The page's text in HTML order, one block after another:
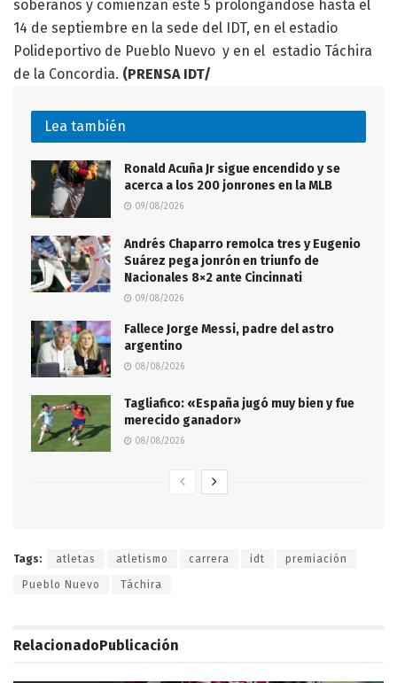
soberanos y comienzan este 5 prolongándose hasta el
14 de septiembre en la sede del IDT, en el estadio
Polideportivo de Pueblo Nuevo y en el estadio Táchira
de la Concordia. (PRENSA IDT/
Lea también
Ronald Acuña Jr sigue encendido y se
acerca a los 200 jonrones en la MLB
09/08/2026
Andrés Chaparro remolca tres y Eugenio
Suárez pega jonrón en triunfo de
Nacionales 8×2 ante Cincinnati
09/08/2026
Fallece Jorge Messi, padre del astro
argentino
08/08/2026
Tagliafico: «España jugó muy bien y fue
merecido ganador»
08/08/2026
Tags: atletas atletismo carrera idt premiación
Pueblo Nuevo Táchira
RelacionadoPublicación